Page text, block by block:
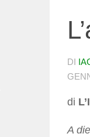
DI
di
A